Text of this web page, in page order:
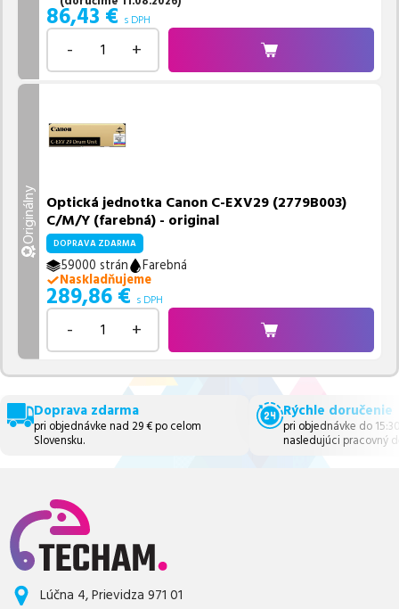
86,43 € s DPH
- +
Originálny Optická jednotka Canon C-EXV29 (2779B003)
C/M/Y (farebná) - original
DOPRAVA ZDARMA
59000 strán
Farebná
Naskladňujeme
289,86 € s DPH
- +
Doprava zdarma
pri objednávke nad 29 € po celom
Slovensku.
Rýchle doručenie
pri objednávke do
nasledujúci pracovný
Lúčna 4, Prievidza 971 01